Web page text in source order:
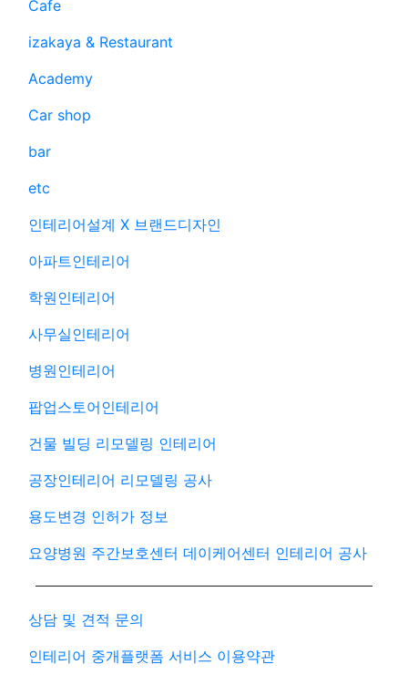
Cafe
izakaya & Restaurant
Academy
Car shop
bar
etc
인테리어설계 X 브랜드디자인
아파트인테리어
학원인테리어
사무실인테리어
병원인테리어
팝업스토어인테리어
건물 빌딩 리모델링 인테리어
공장인테리어 리모델링 공사
용도변경 인허가 정보
요양병원 주간보호센터 데이케어센터 인테리어 공사
상담 및 견적 문의
인테리어 중개플랫폼 서비스 이용약관